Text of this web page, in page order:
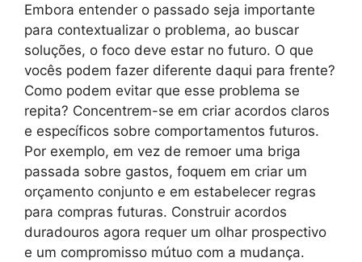
Embora entender o passado seja importante
para contextualizar o problema, ao buscar
soluções, o foco deve estar no futuro. O que
vocês podem fazer diferente daqui para frente?
Como podem evitar que esse problema se
repita? Concentrem-se em criar acordos claros
e específicos sobre comportamentos futuros.
Por exemplo, em vez de remoer uma briga
passada sobre gastos, foquem em criar um
orçamento conjunto e em estabelecer regras
para compras futuras. Construir acordos
duradouros agora requer um olhar prospectivo
e um compromisso mútuo com a mudança.